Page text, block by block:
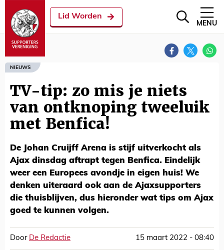
Lid Worden
MENU
NIEUWS
TV-tip: zo mis je niets
van ontknoping tweeluik
met Benfica!
De Johan Cruijff Arena is stijf uitverkocht als
Ajax dinsdag aftrapt tegen Benfica. Eindelijk
weer een Europees avondje in eigen huis! We
denken uiteraard ook aan de Ajaxsupporters
die thuisblijven, dus hieronder wat tips om Ajax
goed te kunnen volgen.
Door De Redactie 15 maart 2022 - 08:40